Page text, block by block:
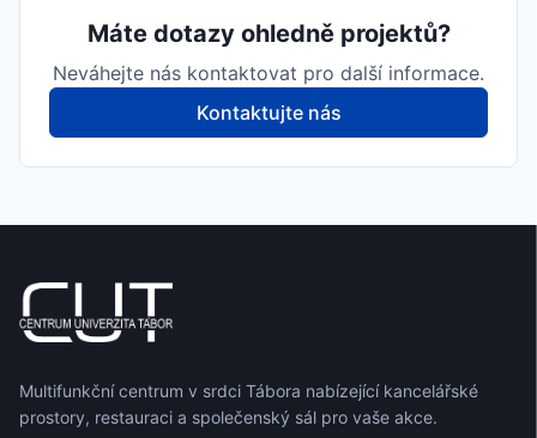
Máte dotazy ohledně projektů?
Neváhejte nás kontaktovat pro další informace.
Kontaktujte nás
Multifunkční centrum v srdci Tábora nabízející kancelářské
prostory, restauraci a společenský sál pro vaše akce.